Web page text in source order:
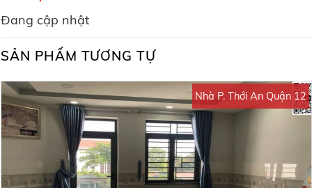
Đang cập nhật
SẢN PHẨM TƯƠNG TỰ
Nhà P. Thới An Quận 12